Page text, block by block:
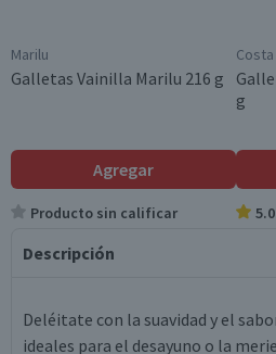
Marilu
Galletas Vainilla Marilu 216 g
Agregar
Producto sin calificar
Costa
g
5.0
Descripción
Deléitate con la suavidad y el
ideales para el desayuno o la